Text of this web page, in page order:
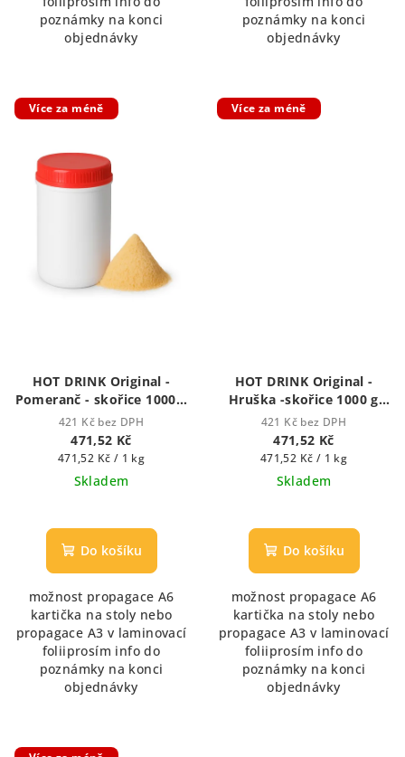
poznámky na konci
objednávky
poznámky na konci
objednávky
Více za méně
HOT DRINK Original -
Pomeranč - skořice 1000 g
Hot/Ice drink
421 Kč bez DPH
471,52 Kč
Měrná
cena:
471,52 Kč / 1 kg
Skladem
Do košíku
možnost propagace A6
kartička na stoly nebo
propagace A3 v laminovací
foliiprosím info do
poznámky na konci
objednávky
Více za méně
HOT DRINK Original -
Hruška -skořice 1000 g
Hot drink - horký nápoj
421 Kč bez DPH
471,52 Kč
Měrná
cena:
471,52 Kč / 1 kg
Skladem
Do košíku
možnost propagace A6
kartička na stoly nebo
propagace A3 v laminovací
foliiprosím info do
poznámky na konci
objednávky